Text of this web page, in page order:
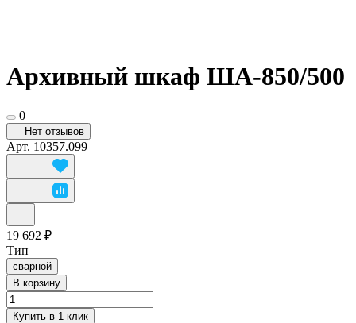
Архивный шкаф ША-850/500
0
Нет отзывов
Арт. 10357.099
19 692 ₽
Тип
сварной
В корзину
Купить в 1 клик